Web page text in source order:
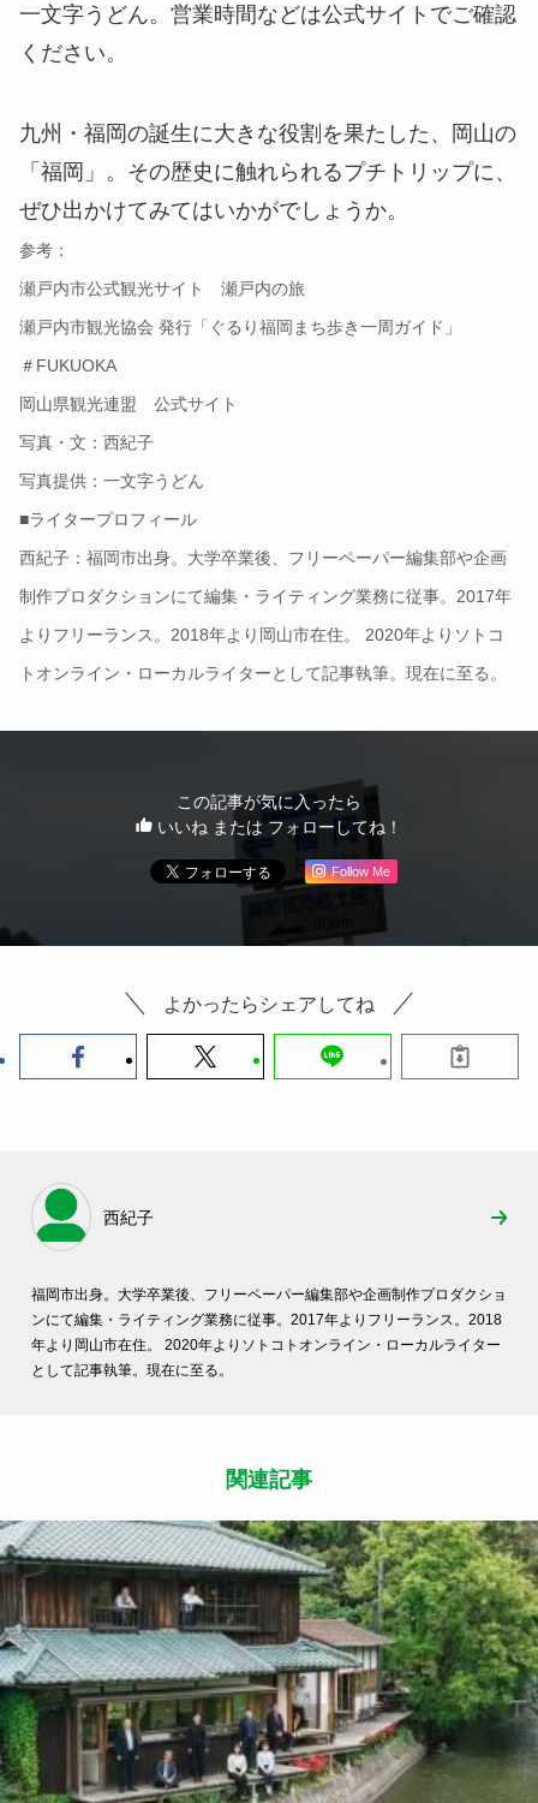
一文字うどん。営業時間などは公式サイトでご確認
ください。
九州・福岡の誕生に大きな役割を果たした、岡山の
「福岡」。その歴史に触れられるプチトリップに、
ぜひ出かけてみてはいかがでしょうか。
参考：
瀬戸内市公式観光サイト 瀬戸内の旅
瀬戸内市観光協会 発行「ぐるり福岡まち歩き一周ガイド」
＃FUKUOKA
岡山県観光連盟 公式サイト
写真・文：西紀子
写真提供：一文字うどん
■ライタープロフィール
西紀子：福岡市出身。大学卒業後、フリーペーパー編集部や企画
制作プロダクションにて編集・ライティング業務に従事。2017年
よりフリーランス。2018年より岡山市在住。 2020年よりソトコ
トオンライン・ローカルライターとして記事執筆。現在に至る。
この記事が気に入ったら
いいね または フォローしてね！
Follow Me
よかったらシェアしてね
西紀子
福岡市出身。大学卒業後、フリーペーパー編集部や企画制作プロダクショ
ンにて編集・ライティング業務に従事。2017年よりフリーランス。2018
年より岡山市在住。 2020年よりソトコトオンライン・ローカルライター
として記事執筆。現在に至る。
関連記事